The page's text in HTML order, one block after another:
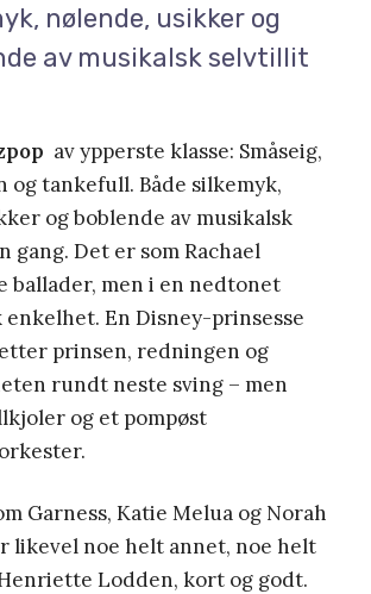
nølende, usikker og
av musikalsk selvtillit
av ypperste klasse: Småseig,
og tankefull. Både silkemyk,
og boblende av musikalsk
gang. Det er som Rachael
ballader, men i en nedtonet
enkelhet. En Disney-prinsesse
prinsen, redningen og
rundt neste sving – men
og et pompøst
Garness, Katie Melua og Norah
likevel noe helt annet, noe helt
Lodden, kort og godt.